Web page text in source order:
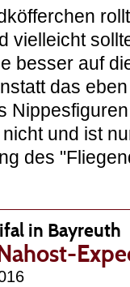
vielleicht
besser auf
das
und ist
des
in Bayreuth